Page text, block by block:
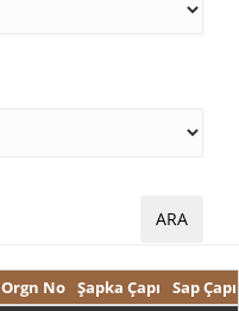
Orgn No Şapka Çapı Sap Çapı